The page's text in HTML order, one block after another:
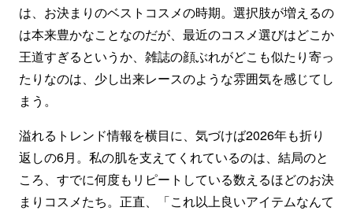
は、お決まりのベストコスメの時期。選択肢が増えるの
は本来豊かなことなのだが、最近のコスメ選びはどこか
王道すぎるというか、雑誌の顔ぶれがどこも似たり寄っ
たりなのは、少し出来レースのような雰囲気を感じてし
まう。
溢れるトレンド情報を横目に、気づけば2026年も折り
返しの6月。私の肌を支えてくれているのは、結局のと
ころ、すでに何度もリピートしている数えるほどのお決
まりコスメたち。正直、「これ以上良いアイテムなんて